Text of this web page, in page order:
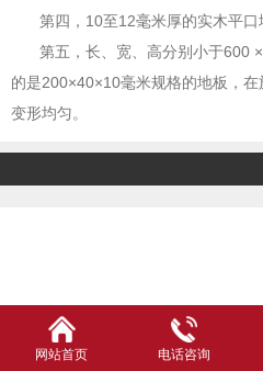
第四，10至12毫米厚的实木平口
第五，长、宽、高分别小于600
的是200×40×10毫米规格的地板，
变形均匀。
网站首页 电话咨询